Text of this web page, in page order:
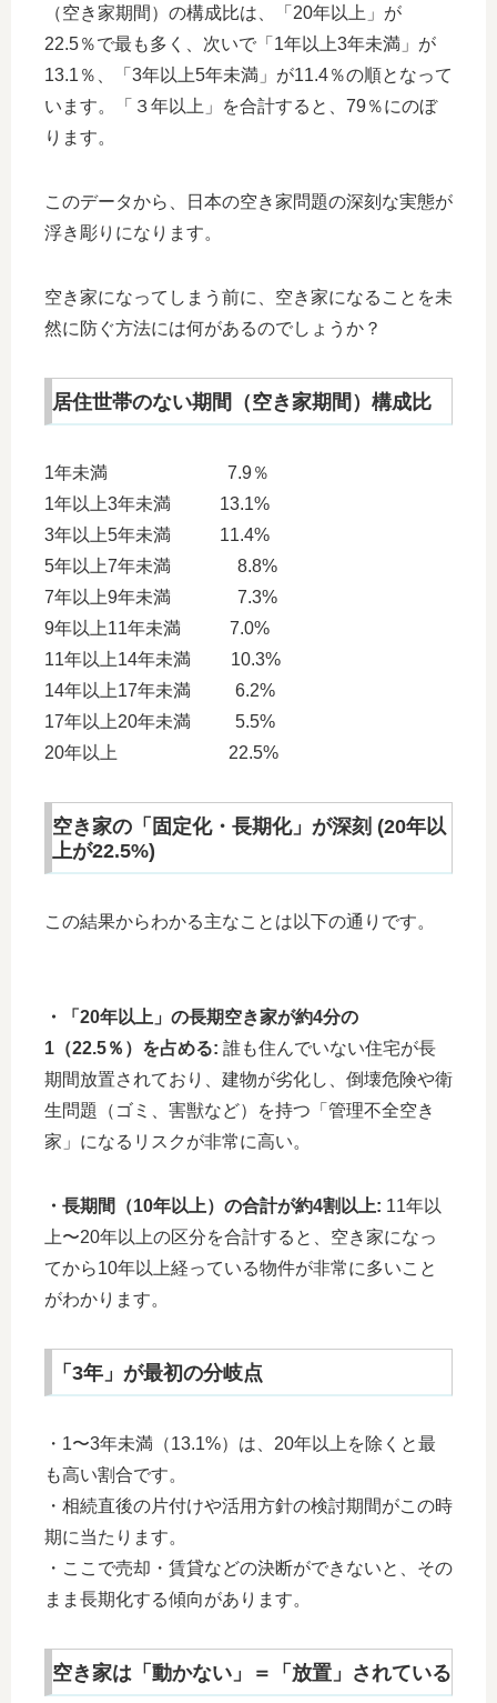
（空き家期間）の構成比は、「20年以上」が
22.5％で最も多く、次いで「1年以上3年未満」が
13.1％、「3年以上5年未満」が11.4％の順となって
います。「３年以上」を合計すると、79％にのぼ
ります。
このデータから、日本の空き家問題の深刻な実態が
浮き彫りになります。
空き家になってしまう前に、空き家になることを未
然に防ぐ方法には何があるのでしょうか？
居住世帯のない期間（空き家期間）構成比
1年未満 7.9％
1年以上3年未満 13.1%
3年以上5年未満 11.4%
5年以上7年未満 8.8%
7年以上9年未満 7.3%
9年以上11年未満 7.0%
11年以上14年未満 10.3%
14年以上17年未満 6.2%
17年以上20年未満 5.5%
20年以上 22.5%
空き家の「固定化・長期化」が深刻 (20年以
上が22.5%)
この結果からわかる主なことは以下の通りです。
・「20年以上」の長期空き家が約4分の
1（22.5％）を占める: 誰も住んでいない住宅が長
期間放置されており、建物が劣化し、倒壊危険や衛
生問題（ゴミ、害獣など）を持つ「管理不全空き
家」になるリスクが非常に高い。
・長期間（10年以上）の合計が約4割以上: 11年以
上〜20年以上の区分を合計すると、空き家になっ
てから10年以上経っている物件が非常に多いこと
がわかります。
「3年」が最初の分岐点
・1〜3年未満（13.1%）は、20年以上を除くと最
も高い割合です。
・相続直後の片付けや活用方針の検討期間がこの時
期に当たります。
・ここで売却・賃貸などの決断ができないと、その
まま長期化する傾向があります。
空き家は「動かない」＝「放置」されている